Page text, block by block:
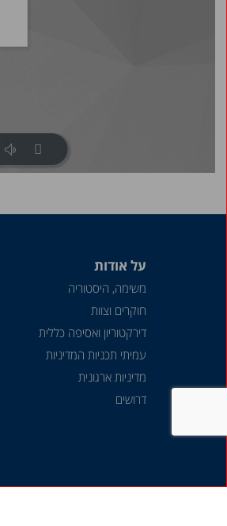
על אודות
משימה, היסטוריה
חוקרים וצוות
דירקטוריון ואסיפה כללית
עמיתי תכניות המדיניות
מדיניות ארגונית
דרושים